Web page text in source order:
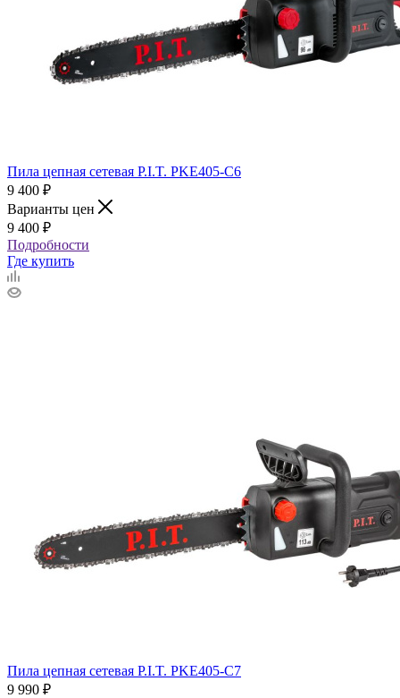
Пила цепная сетевая P.I.T. PKE405-C6
9 400 ₽
Варианты цен
9 400 ₽
Подробности
Где купить
Пила цепная сетевая P.I.T. PKE405-C7
9 990 ₽